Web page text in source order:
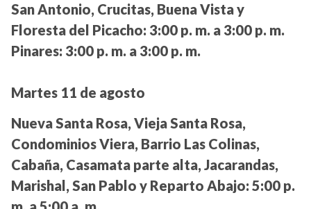
San Antonio, Crucitas, Buena Vista y
Floresta del Picacho: 3:00 p. m. a 3:00 p. m.
Pinares: 3:00 p. m. a 3:00 p. m.
Martes 11 de agosto
Nueva Santa Rosa, Vieja Santa Rosa,
Condominios Viera, Barrio Las Colinas,
Cabaña, Casamata parte alta, Jacarandas,
Marishal, San Pablo y Reparto Abajo: 5:00 p.